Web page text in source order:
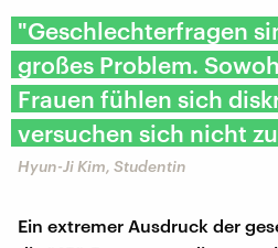
"Geschlechterfragen
großes Problem.
Frauen fühlen sich
versuchen sich nicht
Hyun-Ji Kim, Studentin
Ein extremer Ausdruck der